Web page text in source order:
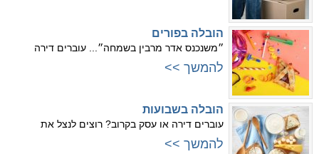
הובלה בפורים
״משנכנס אדר מרבין בשמחה״... עוברים דירה
להמשך >>
הובלה בשבועות
עוברים דירה או עסק בקרוב? רוצים לנצל את
להמשך >>